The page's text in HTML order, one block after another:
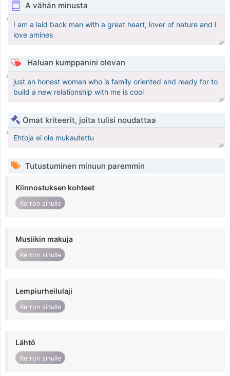
A vähän minusta
I am a laid back man with a great heart, lover of nature and I
love amines
Haluan kumppanini olevan
just an honest woman who is family oriented and ready for to
build a new relationship with me is cool
Omat kriteerit, joita tulisi noudattaa
Ehtoja ei ole mukautettu
Tutustuminen minuun paremmin
Kiinnostuksen kohteet
Kerron sinulle
Musiikin makuja
Kerron sinulle
Lempiurheilulaji
Kerron sinulle
Lähtö
Kerron sinulle